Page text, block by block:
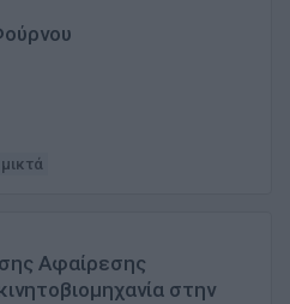
Αφαίρεσης
στην